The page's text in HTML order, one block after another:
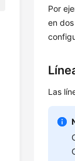
Por
en
Las